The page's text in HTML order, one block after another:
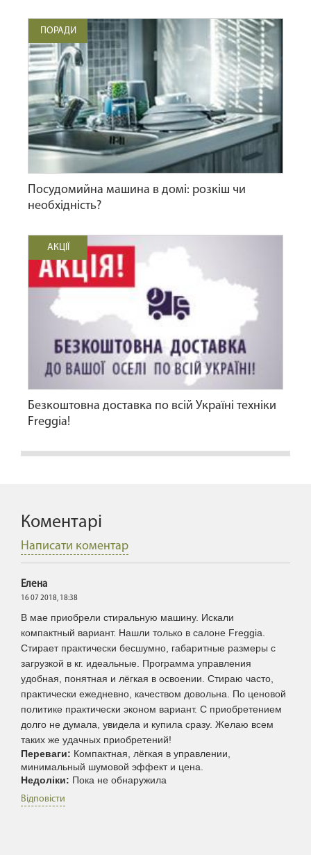
ПОРАДИ
Посудомийна машина в домі: розкіш чи
необхідність?
АКЦІЇ
Безкоштовна доставка по всій Україні техніки
Freggia!
Коментарі
Написати коментар
Елена
16 07 2018, 18:38
В мае приобрели стиральную машину. Искали
компактный вариант. Нашли только в салоне Freggia.
Стирает практически бесшумно, габаритные размеры с
загрузкой в кг. идеальные. Программа управления
удобная, понятная и лёгкая в освоении. Стираю часто,
практически ежедневно, качеством довольна. По ценовой
политике практически эконом вариант. С приобретением
долго не думала, увидела и купила сразу. Желаю всем
таких же удачных приобретений!
Переваги: Компактная, лёгкая в управлении,
минимальный шумовой эффект и цена.
Недоліки: Пока не обнаружила
Відповісти